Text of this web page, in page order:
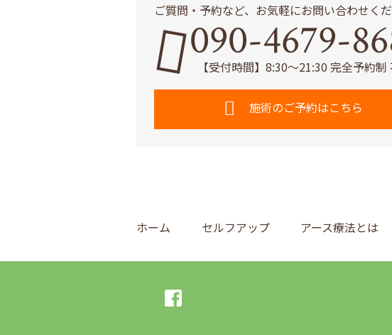
ご質問・予約など、お気軽にお問い合わせく
090-4679-
【受付時間】8:30～21:30 完全予約制
施術のご予約はこちら
ホーム セルフアップ アース療法とは